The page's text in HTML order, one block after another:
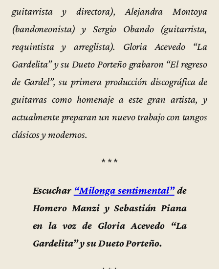
guitarrista y directora), Alejandra Montoya
(bandoneonista) y Sergio Obando (guitarrista,
requintista y arreglista). Gloria Acevedo “La
Gardelita” y su Dueto Porteño grabaron “El regreso
de Gardel”, su primera producción discográfica de
guitarras como homenaje a este gran artista, y
actualmente preparan un nuevo trabajo con tangos
clásicos y modernos.
* * *
Escuchar “Milonga sentimental”de
Homero Manzi y Sebastián Piana
en la voz de Gloria Acevedo “La
Gardelita” y su Dueto Porteño.